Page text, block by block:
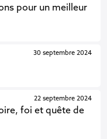
pour un meilleur
30 septembre 2024
foi et quête de
22 septembre 2024